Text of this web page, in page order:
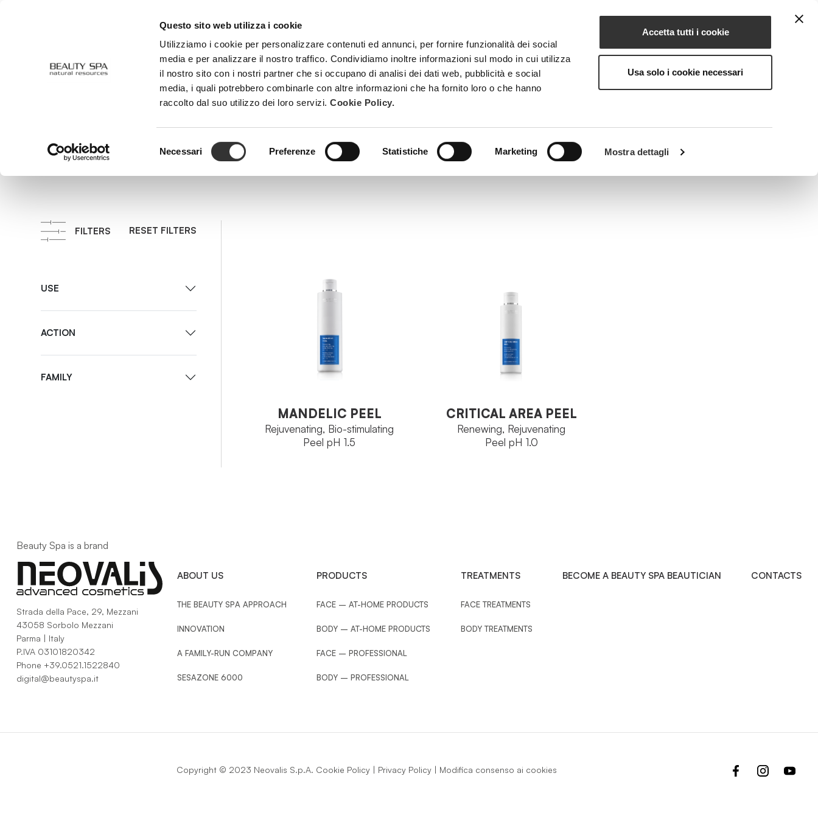
Questo sito web utilizza i cookie
Utilizziamo i cookie per personalizzare contenuti ed annunci, per fornire funzionalità dei social
media e per analizzare il nostro traffico. Condividiamo inoltre informazioni sul modo in cui utilizza
il nostro sito con i nostri partner che si occupano di analisi dei dati web, pubblicità e social
media, i quali potrebbero combinarle con altre informazioni che ha fornito loro o che hanno
raccolto dal suo utilizzo dei loro servizi.Cookie Policy.
del
Necessari Preferenze Statistiche Marketing Mostra dettagli
Accetta tutti i cookie
Usa solo i cookie necessari
CONTACTS
FILTERS RESET FILTERS
USE
ACTION
FAMILY
MANDELIC PEEL
Rejuvenating, Bio-stimulating
Peel pH 1.5
MANDELIC PEEL
CRITICAL AREA PEEL
Renewing, Rejuvenating
Peel pH 1.0
CRITICAL AREA PEEL
Beauty Spa is a brand
Strada della Pace, 29, Mezzani
43058 Sorbolo Mezzani
Parma | Italy
P.IVA 03101820342
Phone +39.0521.1522840
digital@beautyspa.it
ABOUT US
THE BEAUTY SPA APPROACH
INNOVATION
A FAMILY-RUN COMPANY
SESAZONE 6000
PRODUCTS
FACE – AT-HOME PRODUCTS
BODY – AT-HOME PRODUCTS
FACE – PROFESSIONAL
BODY – PROFESSIONAL
TREATMENTS
FACE TREATMENTS
BODY TREATMENTS
BECOME A BEAUTY SPA BEAUTICIAN CONTACTS
Copyright © 2023 Neovalis S.p.A. Cookie Policy| Privacy Policy| Modifica consenso ai cookies facebookinstagram